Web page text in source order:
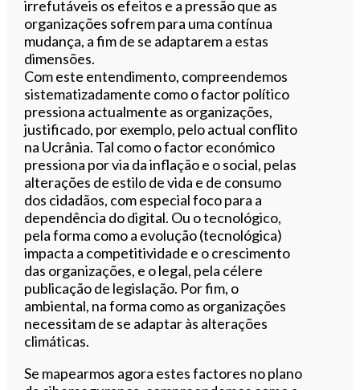
irrefutáveis os efeitos e a pressão que as
organizações sofrem para uma contínua
mudança, a fim de se adaptarem a estas
dimensões.
Com este entendimento, compreendemos
sistematizadamente como o factor político
pressiona actualmente as organizações,
justificado, por exemplo, pelo actual conflito
na Ucrânia. Tal como o factor económico
pressiona por via da inflação e o social, pelas
alterações de estilo de vida e de consumo
dos cidadãos, com especial foco para a
dependência do digital. Ou o tecnológico,
pela forma como a evolução (tecnológica)
impacta a competitividade e o crescimento
das organizações, e o legal, pela célere
publicação de legislação. Por fim, o
ambiental, na forma como as organizações
necessitam de se adaptar às alterações
climáticas.
Se mapearmos agora estes factores no plano